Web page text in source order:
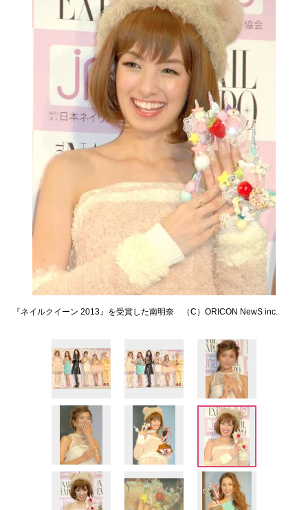
『ネイルクイーン 2013』を受賞した南明奈 （C）ORICON NewS inc.